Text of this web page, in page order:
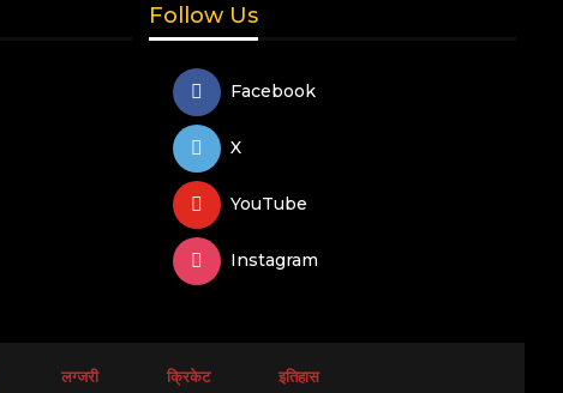
Follow Us
Facebook
X
YouTube
Instagram
लग्जरी क्रिकेट इतिहास